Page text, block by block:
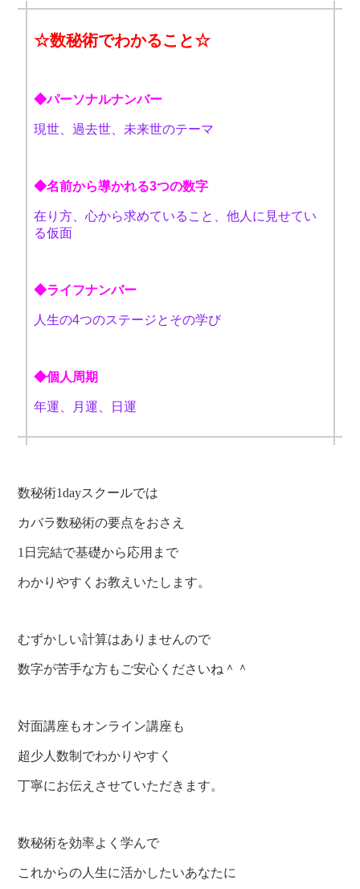
☆数秘術でわかること☆
◆パーソナルナンバー
現世、過去世、未来世のテーマ
◆名前から導かれる3つの数字
在り方、心から求めていること、他人に見せてい
る仮面
◆ライフナンバー
人生の4つのステージとその学び
◆個人周期
年運、月運、日運
数秘術1dayスクールでは
カバラ数秘術の要点をおさえ
1日完結で基礎から応用まで
わかりやすくお教えいたします。
むずかしい計算はありませんので
数字が苦手な方もご安心くださいね＾＾
対面講座もオンライン講座も
超少人数制でわかりやすく
丁寧にお伝えさせていただきます。
数秘術を効率よく学んで
これからの人生に活かしたいあなたに